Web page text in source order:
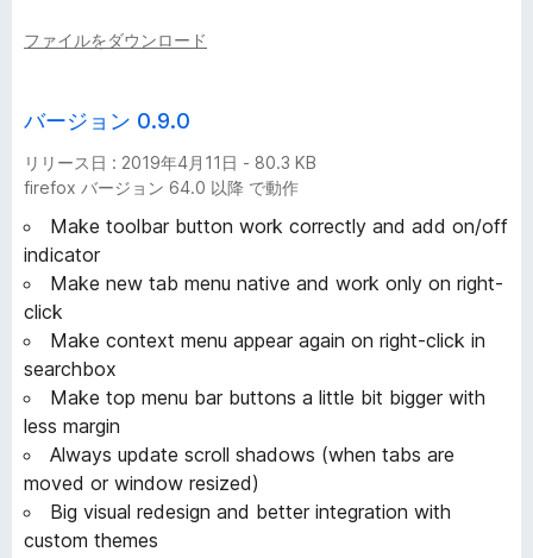
ファイルをダウンロード
バージョン 0.9.0
リリース日 : 2019年4月11日 - 80.3 KB
firefox バージョン 64.0 以降 で動作
Make toolbar button work correctly and add on/off
indicator
Make new tab menu native and work only on right-
click
Make context menu appear again on right-click in
searchbox
Make top menu bar buttons a little bit bigger with
less margin
Always update scroll shadows (when tabs are
moved or window resized)
Big visual redesign and better integration with
custom themes